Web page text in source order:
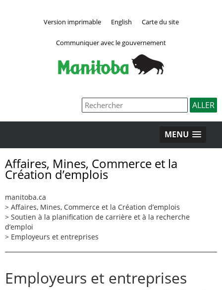
Version imprimable English Carte du site
Communiquer avec le gouvernement
MENU
Affaires, Mines, Commerce et la
Création d’emplois
manitoba.ca
> Affaires, Mines, Commerce et la Création d’emplois
> Soutien à la planification de carrière et à la recherche
d’emploi
> Employeurs et entreprises
Employeurs et entreprises